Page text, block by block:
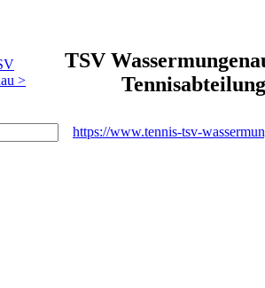
TSV
Tennisabteilung
https://www.tennis-tsv-